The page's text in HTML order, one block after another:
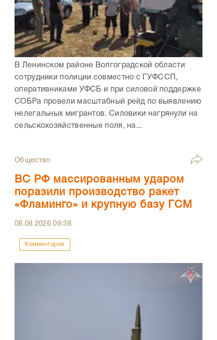
В Ленинском районе Волгоградской области
сотрудники полиции совместно с ГУФССП,
оперативниками УФСБ и при силовой поддержке
СОБРа провели масштабный рейд по выявлению
нелегальных мигрантов. Силовики нагрянули на
сельскохозяйственные поля, на...
Общество
ВС РФ массированным ударом
поразили производство ракет
«Фламинго» и крупную базу ГСМ
08.08.202609:38
Комментарии